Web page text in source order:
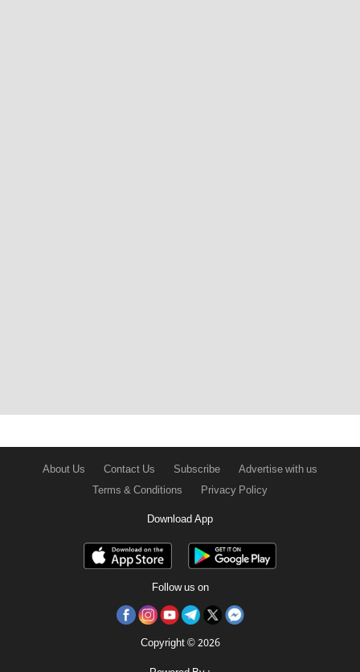
About Us Contact Us Subscribe
Advertise with us
Terms & Conditions
Privacy Policy
Download App
Follow us on
Copyright © 2026